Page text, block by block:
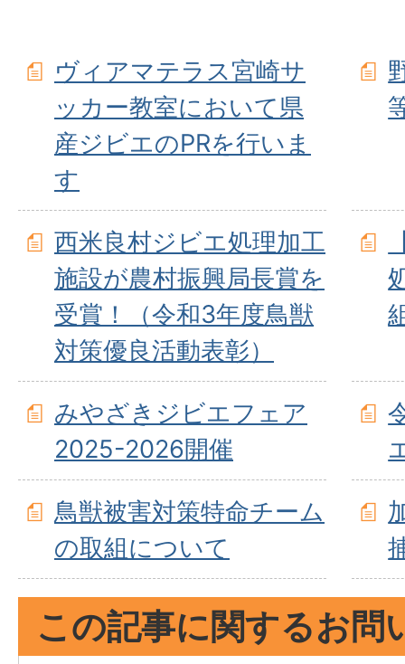
ヴィアマテラス宮崎サ
ッカー教室において県
産ジビエのPRを行いま
す
西米良村ジビエ処理加工
施設が農村振興局長賞を
受賞！（令和3年度鳥獣
対策優良活動表彰）
みやざきジビエフェア
2025-2026開催
鳥獣被害対策特命チーム
の取組について
この記事に関するお問